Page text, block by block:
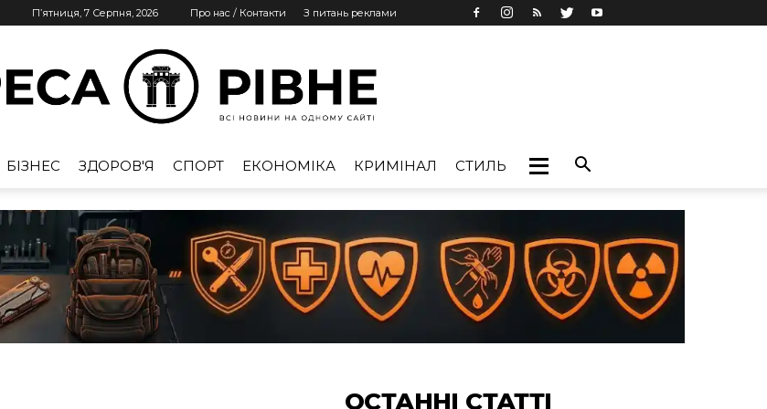
П’ятниця, 7 Серпня, 2026 Про нас / Контакти З питань реклами
Рівне
БІЗНЕС ЗДОРОВ'Я СПОРТ ЕКОНОМІКА КРИМІНАЛ СТИЛЬ
ОСТАННІ СТАТТІ